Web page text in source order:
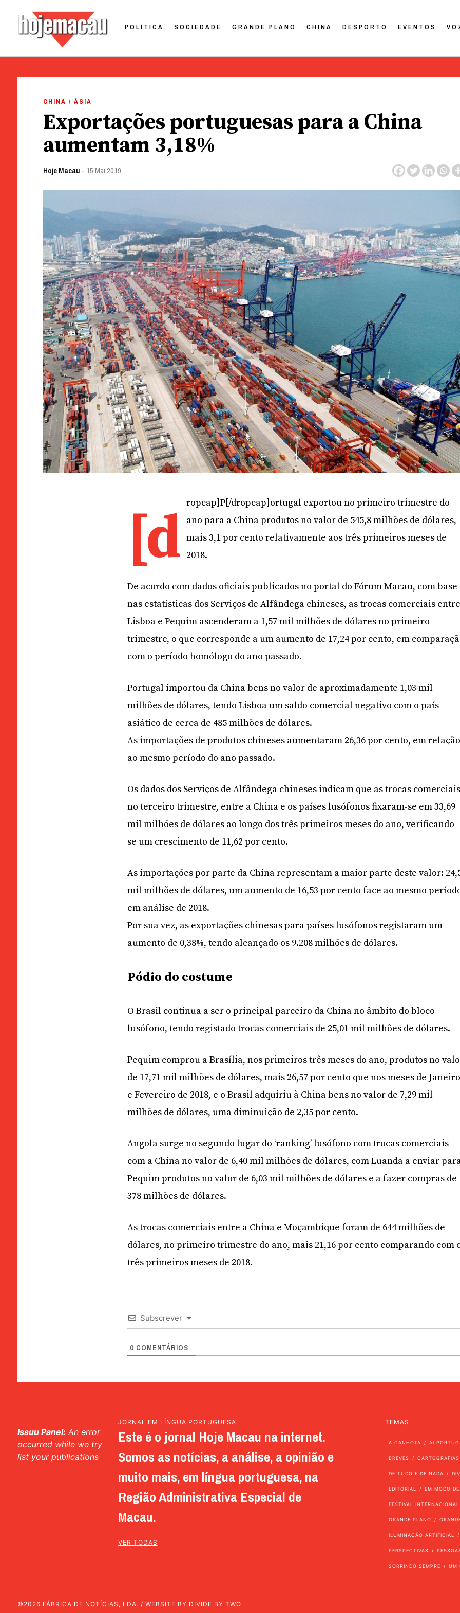
POLÍTICA SOCIEDADE GRANDE PLANO CHINA DESPORTO EVENTOS
CHINA / ÁSIA
Exportações portuguesas para a China
aumentam 3,18%
Hoje Macau - 15 Mai 2019
[d ropcap]P[/dropcap]ortugal exportou no primeiro trimestre do
ano para a China produtos no valor de 545,8 milhões de dólares,
mais 3,1 por cento relativamente aos três primeiros meses de
2018.
De acordo com dados oficiais publicados no portal do Fórum Macau, com base
nas estatísticas dos Serviços de Alfândega chineses, as trocas comerciais
Lisboa e Pequim ascenderam a 1,57 mil milhões de dólares no primeiro
trimestre, o que corresponde a um aumento de 17,24 por cento, em
com o período homólogo do ano passado.
Portugal importou da China bens no valor de aproximadamente 1,03 mil
milhões de dólares, tendo Lisboa um saldo comercial negativo com o país
asiático de cerca de 485 milhões de dólares.
As importações de produtos chineses aumentaram 26,36 por cento, em
ao mesmo período do ano passado.
Os dados dos Serviços de Alfândega chineses indicam que as trocas
no terceiro trimestre, entre a China e os países lusófonos fixaram-se em 33,69
mil milhões de dólares ao longo dos três primeiros meses do ano, verificando-
se um crescimento de 11,62 por cento.
As importações por parte da China representam a maior parte deste valor:
mil milhões de dólares, um aumento de 16,53 por cento face ao mesmo
em análise de 2018.
Por sua vez, as exportações chinesas para países lusófonos registaram um
aumento de 0,38%, tendo alcançado os 9.208 milhões de dólares.
Pódio do costume
O Brasil continua a ser o principal parceiro da China no âmbito do bloco
lusófono, tendo registado trocas comerciais de 25,01 mil milhões de dólares.
Pequim comprou a Brasília, nos primeiros três meses do ano, produtos no
de 17,71 mil milhões de dólares, mais 26,57 por cento que nos meses de
e Fevereiro de 2018, e o Brasil adquiriu à China bens no valor de 7,29 mil
milhões de dólares, uma diminuição de 2,35 por cento.
Angola surge no segundo lugar do ‘ranking’ lusófono com trocas comerciais
com a China no valor de 6,40 mil milhões de dólares, com Luanda a enviar
Pequim produtos no valor de 6,03 mil milhões de dólares e a fazer compras de
378 milhões de dólares.
As trocas comerciais entre a China e Moçambique foram de 644 milhões de
dólares, no primeiro trimestre do ano, mais 21,16 por cento comparando com
três primeiros meses de 2018.
Subscrever
0 COMENTÁRIOS
Issuu Panel: An error
occurred while we try
list your publications
JORNAL EM LÍNGUA PORTUGUESA
Este é o jornal Hoje Macau na internet.
Somos as notícias, a análise, a opinião e
muito mais, em língua portuguesa, na
Região Administrativa Especial de
Macau.
VER TODAS
TEMAS
A CANHOTA AI
BREVES CARTOGRAFIAS
DE TUDO E DE NADA
EDITORIAL EM MODO
FESTIVAL
GRANDE PLANO
ILUMINAÇÃO ARTIFICIAL
PERSPECTIVAS
SORRINDO SEMPRE UM
©2026 FÁBRICA DE NOTÍCIAS, LDA. / WEBSITE BY DIVIDE BY TWO